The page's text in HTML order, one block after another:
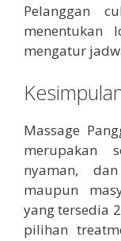
Pelanggan
menentukan
mengatur
Massage
merupakan
nyaman,
maupun
yang tersedia
pilihan